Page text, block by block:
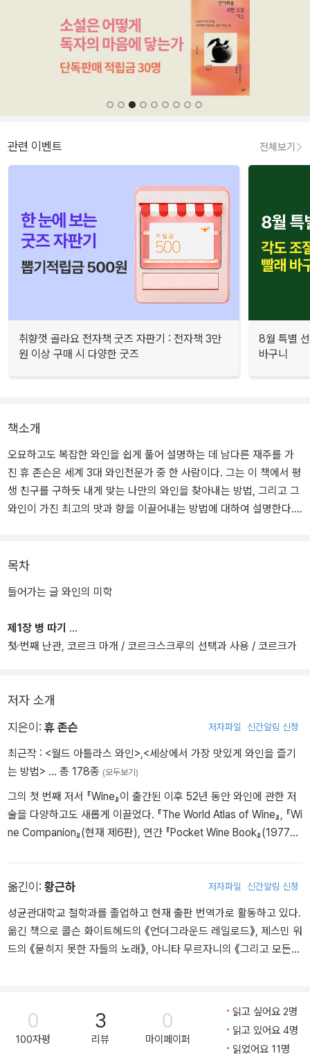
관련 이벤트 전체보기
취향껏 골라요 전자책 굿즈 자판기 : 전자책 3만
원 이상 구매 시 다양한 굿즈
8월 특별
바구니
책소개
오묘하고도 복잡한 와인을 쉽게 풀어 설명하는 데 남다른 재주를 가
진 휴 존슨은 세계 3대 와인전문가 중 한 사람이다. 그는 이 책에서 평
생 친구를 구하듯 내게 맞는 나만의 와인을 찾아내는 방법, 그리고 그
와인이 가진 최고의 맛과 향을 이끌어내는 방법에 대하여 설명한다.
해, 어렵게만 느껴지던 와인을 친숙한 대상으로 바꾸어놓을 와인에
목차
들어가는 글 와인의 미학
제1장 병 따기
첫 번째 난관, 코르크 마개 / 코르크스크루의 선택과 사용 / 코르크가
저자 소개
지은이: 휴 존슨 저자파일 신간알림 신청
최근작 : <월드 아틀라스 와인>,<세상에서 가장 맛있게 와인을 즐기
는 방법> … 총 178종 (모두보기)
그의 첫 번째 저서 『Wine』이 출간된 이후 52년 동안 와인에 관한 저
술을 다양하고도 새롭게 이끌었다. 『The World Atlas of Wine』, 『Wi
ne Companion』(현재 제6판), 연간 『Pocket Wine Book』(1977년
Wine Book』은 1,200만 부 이상 판매되었다. 진지하면서 정보가 풍
부하며, 재미있고 가식 없는 그의 독특한 접근 방식은 전세계 와인 애
호가들에게 찬사를 얻었다. 또한, 그는 복잡한 주제를 알기 쉽게 그리
고 즐겁게 전달하였다. 그의 나무와 가드닝에 관한 책과 원예칼럼 『tr
adsdiary.com』은 또 다른 열성팬 층을 형성하였다. 2011년 『Tree
어로 번역한 이 책은 2012년 최고의 가드닝북으로 「Prix Redout?」를
수상했다. 그의 출간물 누적 판매량은 현재(2019년) 1,900만 부를
넘었다. 2003년 시라크 대통령으로부터 국가공로훈장 슈발리에를
옮긴이: 황근하 저자파일 신간알림 신청
성균관대학교 철학과를 졸업하고 현재 출판 번역가로 활동하고 있다.
옮긴 책으로 콜슨 화이트헤드의 《언더그라운드 레일로드》, 제스민 워
드의 《묻히지 못한 자들의 노래》, 아니타 무르자니의 《그리고 모든
0
100자평
3
리뷰
0
마이페이퍼
읽고 싶어요 2명
읽고 있어요 4명
읽었어요 11명